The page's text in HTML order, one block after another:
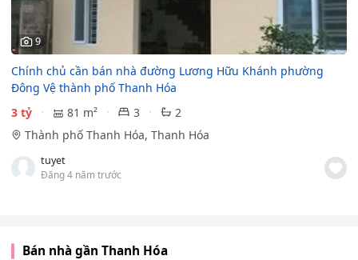
9
Chính chủ cần bán nhà đường Lương Hữu Khánh phường
Đông Vệ thành phố Thanh Hóa
3 tỷ
81 m² 3
2
Thành phố Thanh Hóa, Thanh Hóa
tuyet
Đăng 4 năm trước
Bán nhà gần Thanh Hóa